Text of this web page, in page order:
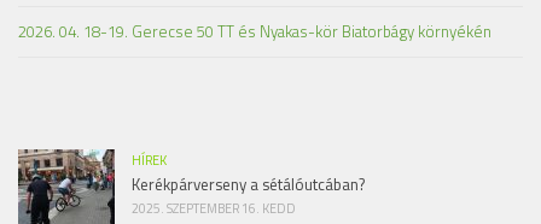
2026. 04. 18-19. Gerecse 50 TT és Nyakas-kör Biatorbágy környékén
HÍREK
Kerékpárverseny a sétálóutcában?
2025. SZEPTEMBER 16. KEDD